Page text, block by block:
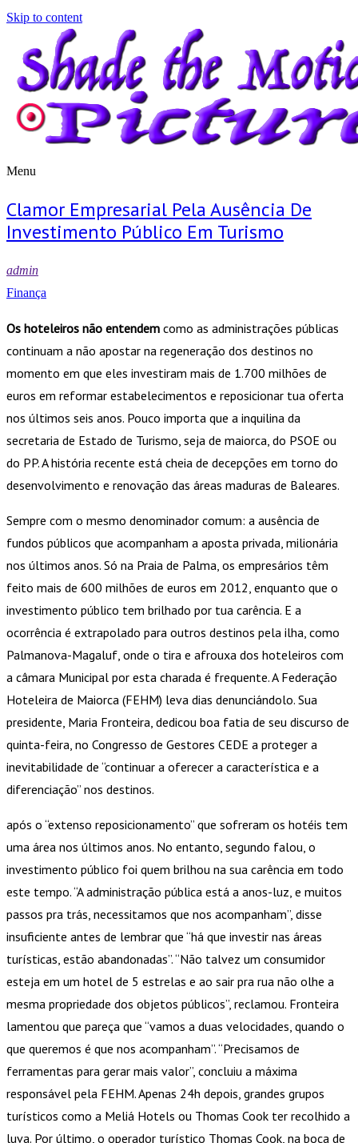
Skip to content
Menu
Clamor Empresarial Pela Ausência De
Investimento Público Em Turismo
admin
Finança
Os hoteleiros não entendem como as administrações públicas
continuam a não apostar na regeneração dos destinos no
momento em que eles investiram mais de 1.700 milhões de
euros em reformar estabelecimentos e reposicionar tua oferta
nos últimos seis anos. Pouco importa que a inquilina da
secretaria de Estado de Turismo, seja de maiorca, do PSOE ou
do PP. A história recente está cheia de decepções em torno do
desenvolvimento e renovação das áreas maduras de Baleares.
Sempre com o mesmo denominador comum: a ausência de
fundos públicos que acompanham a aposta privada, milionária
nos últimos anos. Só na Praia de Palma, os empresários têm
feito mais de 600 milhões de euros em 2012, enquanto que o
investimento público tem brilhado por tua carência. E a
ocorrência é extrapolado para outros destinos pela ilha, como
Palmanova-Magaluf, onde o tira e afrouxa dos hoteleiros com
a câmara Municipal por esta charada é frequente. A Federação
Hoteleira de Maiorca (FEHM) leva dias denunciándolo. Sua
presidente, Maria Fronteira, dedicou boa fatia de seu discurso de
quinta-feira, no Congresso de Gestores CEDE a proteger a
inevitabilidade de “continuar a oferecer a característica e a
diferenciação” nos destinos.
após o “extenso reposicionamento” que sofreram os hotéis tem
uma área nos últimos anos. No entanto, segundo falou, o
investimento público foi quem brilhou na sua carência em todo
este tempo. “A administração pública está a anos-luz, e muitos
passos pra trás, necessitamos que nos acompanham”, disse
insuficiente antes de lembrar que “há que investir nas áreas
turísticas, estão abandonadas”. “Não talvez um consumidor
esteja em um hotel de 5 estrelas e ao sair pra rua não olhe a
mesma propriedade dos objetos públicos”, reclamou. Fronteira
lamentou que pareça que “vamos a duas velocidades, quando o
que queremos é que nos acompanham”. “Precisamos de
ferramentas para gerar mais valor”, concluiu a máxima
responsável pela FEHM. Apenas 24h depois, grandes grupos
turísticos como a Meliá Hotels ou Thomas Cook ter recolhido a
luva. Por último, o operador turístico Thomas Cook, na boca de